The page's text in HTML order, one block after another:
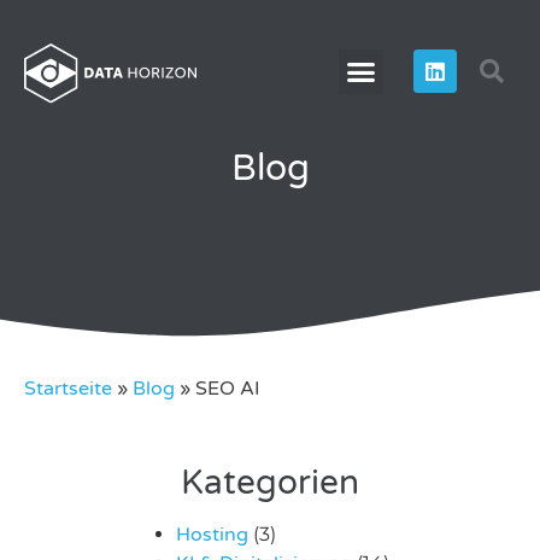
Blog
Startseite » Blog » SEO AI
Kategorien
Hosting (3)